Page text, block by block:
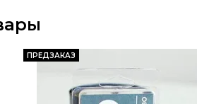
ПРЕДЗАКАЗ